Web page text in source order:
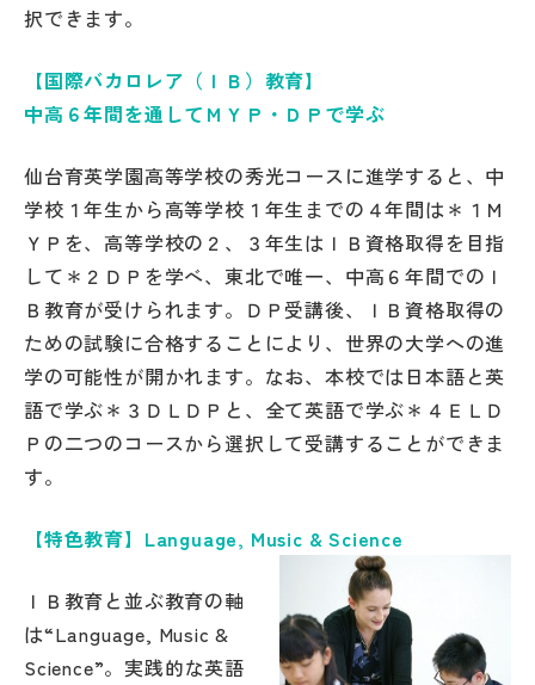
学校からのお知らせ
学校HP最新情報
特集
NettyLandかわら版
その他
お問い合わせ
個人情報保護方針
サイトマップ
運営会社
択できます。
【国際バカロレア（ＩＢ）教育】
中高６年間を通してＭＹＰ・ＤＰで学ぶ
仙台育英学園高等学校の秀光コースに進学すると、中
学校１年生から高等学校１年生までの４年間は＊１Ｍ
ＹＰを、高等学校の２、３年生はＩＢ資格取得を目指
して＊２ＤＰを学べ、東北で唯一、中高６年間でのＩ
Ｂ教育が受けられます。ＤＰ受講後、ＩＢ資格取得の
ための試験に合格することにより、世界の大学への進
学の可能性が開かれます。なお、本校では日本語と英
語で学ぶ＊３ＤＬＤＰと、全て英語で学ぶ＊４ＥＬＤ
Ｐの二つのコースから選択して受講することができま
す。
【特色教育】Language, Music & Science
ＩＢ教育と並ぶ教育の軸
は“Language, Music &
Science”。実践的な英語